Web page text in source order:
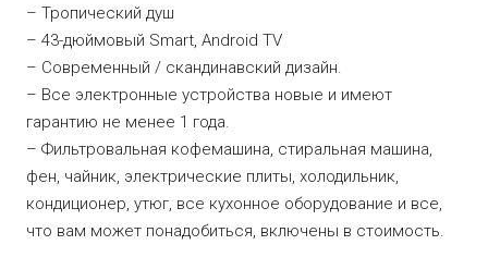
– Тропический душ
– 43-дюймовый Smart, Android TV
– Современный / скандинавский дизайн.
– Все электронные устройства новые и имеют
гарантию не менее 1 года.
– Фильтровальная кофемашина, стиральная машина,
фен, чайник, электрические плиты, холодильник,
кондиционер, утюг, все кухонное оборудование и все,
что вам может понадобиться, включены в стоимость.